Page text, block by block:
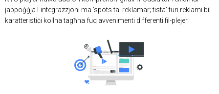
jappoġġja l-integrazzjoni ma 'spots ta' reklamar; tista' turi reklami bil-
karatteristiċi kollha tagħha fuq avvenimenti differenti fil-plejer.